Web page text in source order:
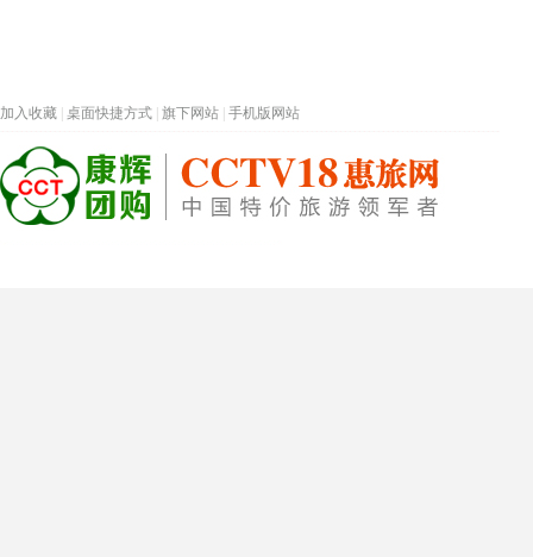
加入收藏 桌面快捷方式 旗下网站 手机版网站